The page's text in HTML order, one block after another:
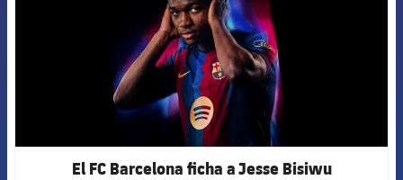
El FC Barcelona ficha a Jesse Bisiwu